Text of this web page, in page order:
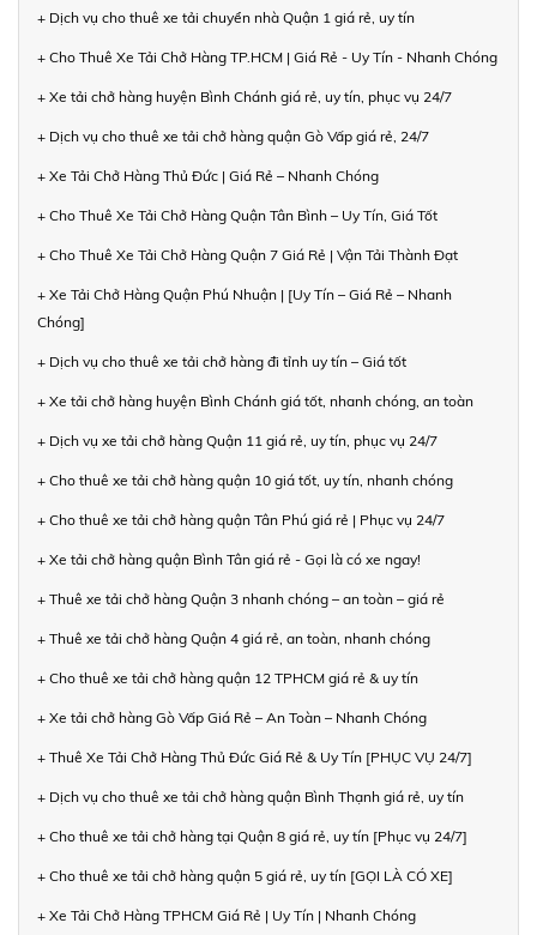
+ Dịch vụ cho thuê xe tải chuyển nhà Quận 1 giá rẻ, uy tín
+ Cho Thuê Xe Tải Chở Hàng TP.HCM | Giá Rẻ - Uy Tín - Nhanh Chóng
+ Xe tải chở hàng huyện Bình Chánh giá rẻ, uy tín, phục vụ 24/7
+ Dịch vụ cho thuê xe tải chở hàng quận Gò Vấp giá rẻ, 24/7
+ Xe Tải Chở Hàng Thủ Đức | Giá Rẻ – Nhanh Chóng
+ Cho Thuê Xe Tải Chở Hàng Quận Tân Bình – Uy Tín, Giá Tốt
+ Cho Thuê Xe Tải Chở Hàng Quận 7 Giá Rẻ | Vận Tải Thành Đạt
+ Xe Tải Chở Hàng Quận Phú Nhuận | [Uy Tín – Giá Rẻ – Nhanh
Chóng]
+ Dịch vụ cho thuê xe tải chở hàng đi tỉnh uy tín – Giá tốt
+ Xe tải chở hàng huyện Bình Chánh giá tốt, nhanh chóng, an toàn
+ Dịch vụ xe tải chở hàng Quận 11 giá rẻ, uy tín, phục vụ 24/7
+ Cho thuê xe tải chở hàng quận 10 giá tốt, uy tín, nhanh chóng
+ Cho thuê xe tải chở hàng quận Tân Phú giá rẻ | Phục vụ 24/7
+ Xe tải chở hàng quận Bình Tân giá rẻ - Gọi là có xe ngay!
+ Thuê xe tải chở hàng Quận 3 nhanh chóng – an toàn – giá rẻ
+ Thuê xe tải chở hàng Quận 4 giá rẻ, an toàn, nhanh chóng
+ Cho thuê xe tải chở hàng quận 12 TPHCM giá rẻ & uy tín
+ Xe tải chở hàng Gò Vấp Giá Rẻ – An Toàn – Nhanh Chóng
+ Thuê Xe Tải Chở Hàng Thủ Đức Giá Rẻ & Uy Tín [PHỤC VỤ 24/7]
+ Dịch vụ cho thuê xe tải chở hàng quận Bình Thạnh giá rẻ, uy tín
+ Cho thuê xe tải chở hàng tại Quận 8 giá rẻ, uy tín [Phục vụ 24/7]
+ Cho thuê xe tải chở hàng quận 5 giá rẻ, uy tín [GỌI LÀ CÓ XE]
+ Xe Tải Chở Hàng TPHCM Giá Rẻ | Uy Tín | Nhanh Chóng